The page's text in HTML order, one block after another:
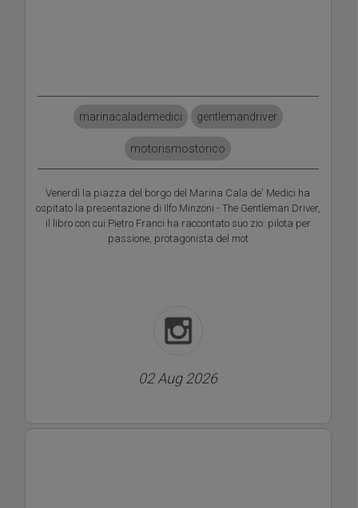
marinacalademedici gentlemandriver
motorismostorico
Venerdì la piazza del borgo del Marina Cala de' Medici ha
ospitato la presentazione di Ilfo Minzoni - The Gentleman Driver,
il libro con cui Pietro Franci ha raccontato suo zio: pilota per
passione, protagonista del mot
02 Aug 2026